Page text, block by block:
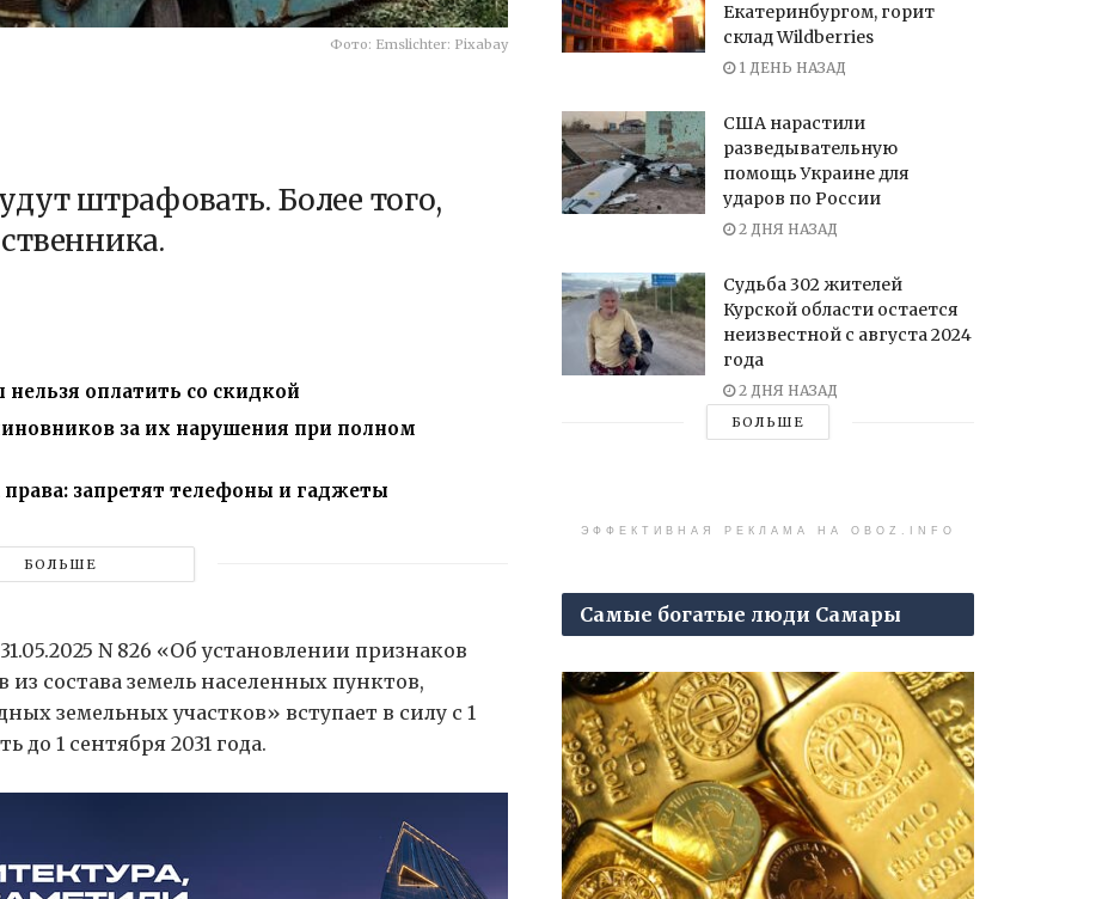
Фото: Emslichter: Pixabay
штрафовать. Более того,
оплатить со скидкой
за их нарушения при полном
запретят телефоны и гаджеты
БОЛЬШЕ
N 826 «Об установлении признаков
состава земель населенных пунктов,
земельных участков» вступает в силу с 1
до 1 сентября 2031 года.
Екатеринбургом, горит
склад Wildberries
1 ДЕНЬ НАЗАД
США нарастили
разведывательную
помощь Украине для
ударов по России
2 ДНЯ НАЗАД
Судьба 302 жителей
Курской области остается
неизвестной с августа 2024
года
2 ДНЯ НАЗАД
БОЛЬШЕ
ЭФФЕКТИВНАЯ РЕКЛАМА НА OBOZ.INFO
Самые богатые люди Самары